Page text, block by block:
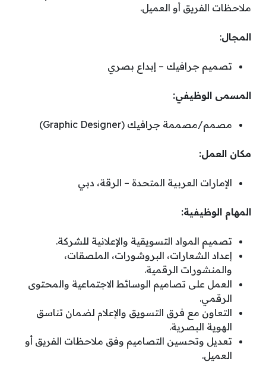
ملاحظات الفريق أو العميل.
المجال:
تصميم جرافيك – إبداع بصري
المسمى الوظيفي:
مصمم/مصممة جرافيك (Graphic Designer)
مكان العمل:
الإمارات العربية المتحدة – الرقة، دبي
المهام الوظيفية:
تصميم المواد التسويقية والإعلانية للشركة.
إعداد الشعارات، البروشورات، الملصقات،
والمنشورات الرقمية.
العمل على تصاميم الوسائط الاجتماعية والمحتوى
الرقمي.
التعاون مع فرق التسويق والإعلام لضمان تناسق
الهوية البصرية.
تعديل وتحسين التصاميم وفق ملاحظات الفريق أو
العميل.